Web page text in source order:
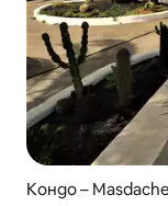
Кондо – Masdache